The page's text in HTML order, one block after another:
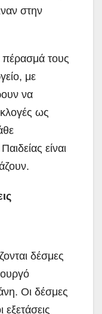
στην
πέρασμά τους
με
να
ως
είναι
δέσμες
Οι δέσμες